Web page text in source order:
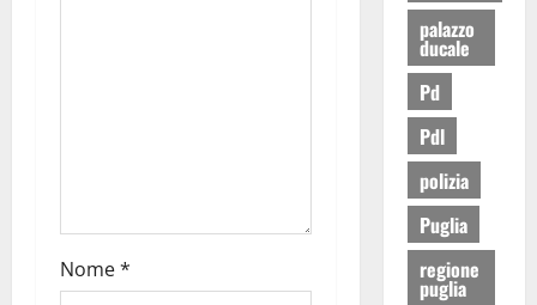
Nome*
palazzo
ducale
Pd
Pdl
polizia
Puglia
regione
puglia